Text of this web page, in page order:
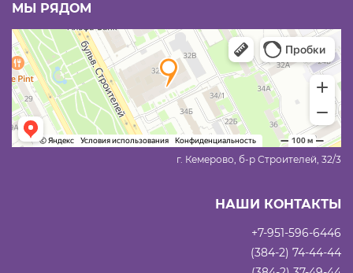
МЫ РЯДОМ
г. Кемерово, б-р Строителей, 32/3
НАШИ КОНТАКТЫ
+7-951-596-6446
(384-2) 74-44-44